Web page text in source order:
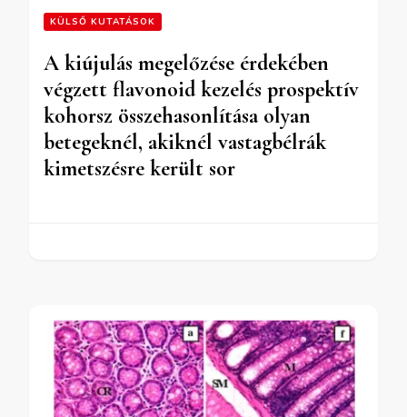
KÜLSŐ KUTATÁSOK
A kiújulás megelőzése érdekében
végzett flavonoid kezelés prospektív
kohorsz összehasonlítása olyan
betegeknél, akiknél vastagbélrák
kimetszésre került sor